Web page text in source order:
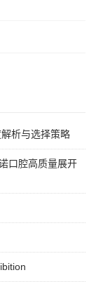
析与选择策略
口腔高质量展开